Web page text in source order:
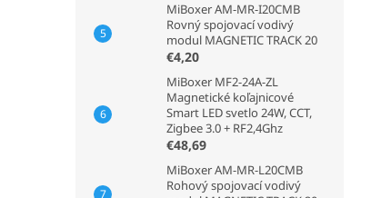
MiBoxer AM-MR-I20CMB
Rovný spojovací vodivý
modul MAGNETIC TRACK 20
€4,20
MiBoxer MF2-24A-ZL
Magnetické koľajnicové
Smart LED svetlo 24W, CCT,
Zigbee 3.0 + RF2,4Ghz
€48,69
MiBoxer AM-MR-L20CMB
Rohový spojovací vodivý